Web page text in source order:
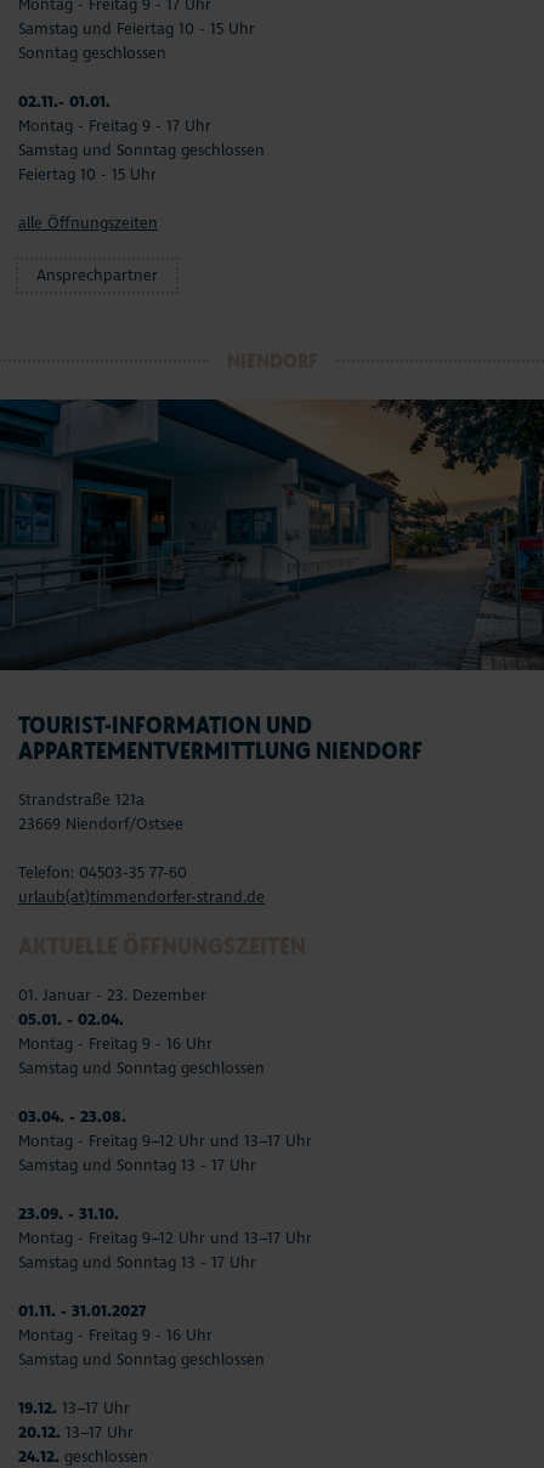
Montag - Freitag 9 - 17 Uhr
Samstag und Feiertag 10 - 15 Uhr
Sonntag geschlossen
02.11.- 01.01.
Montag - Freitag 9 - 17 Uhr
Samstag und Sonntag geschlossen
Feiertag 10 - 15 Uhr
alle Öffnungszeiten
Ansprechpartner
TOURIST-INFORMATION UND
APPARTEMENTVERMITTLUNG NIENDORF
Strandstraße 121a
23669 Niendorf/Ostsee
Telefon: 04503-35 77-60
urlaub(at)timmendorfer-strand.de
01. Januar - 23. Dezember
05.01. - 02.04.
Montag - Freitag 9 - 16 Uhr
Samstag und Sonntag geschlossen
03.04. - 23.08.
Montag - Freitag 9–12 Uhr und 13–17 Uhr
Samstag und Sonntag 13 - 17 Uhr
23.09. - 31.10.
Montag - Freitag 9–12 Uhr und 13–17 Uhr
Samstag und Sonntag 13 - 17 Uhr
01.11. - 31.01.2027
Montag - Freitag 9 - 16 Uhr
Samstag und Sonntag geschlossen
19.12. 13–17 Uhr
20.12. 13–17 Uhr
24.12. geschlossen